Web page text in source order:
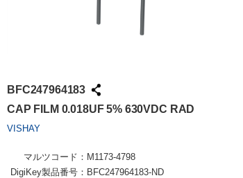
BFC247964183
CAP FILM 0.018UF 5% 630VDC RAD
VISHAY
マルツコード： M1173-4798
DigiKey製品番号： BFC247964183-ND